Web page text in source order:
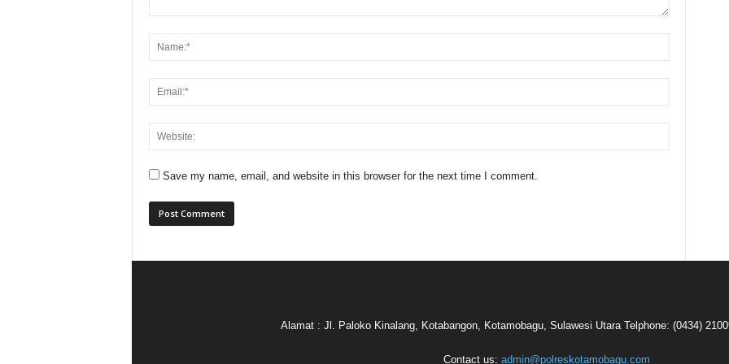
Save my name, email, and website in this browser for the next time I comment.
Alamat : Jl. Paloko Kinalang, Kotabangon, Kotamobagu, Sulawesi Utara Telphone: (0434)
Contact us: admin@polreskotamobagu.com